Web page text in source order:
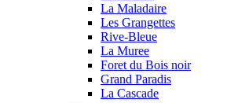
La Maladaire
Les Grangettes
Rive-Bleue
La Muree
Foret du Bois noir
Grand Paradis
La Cascade